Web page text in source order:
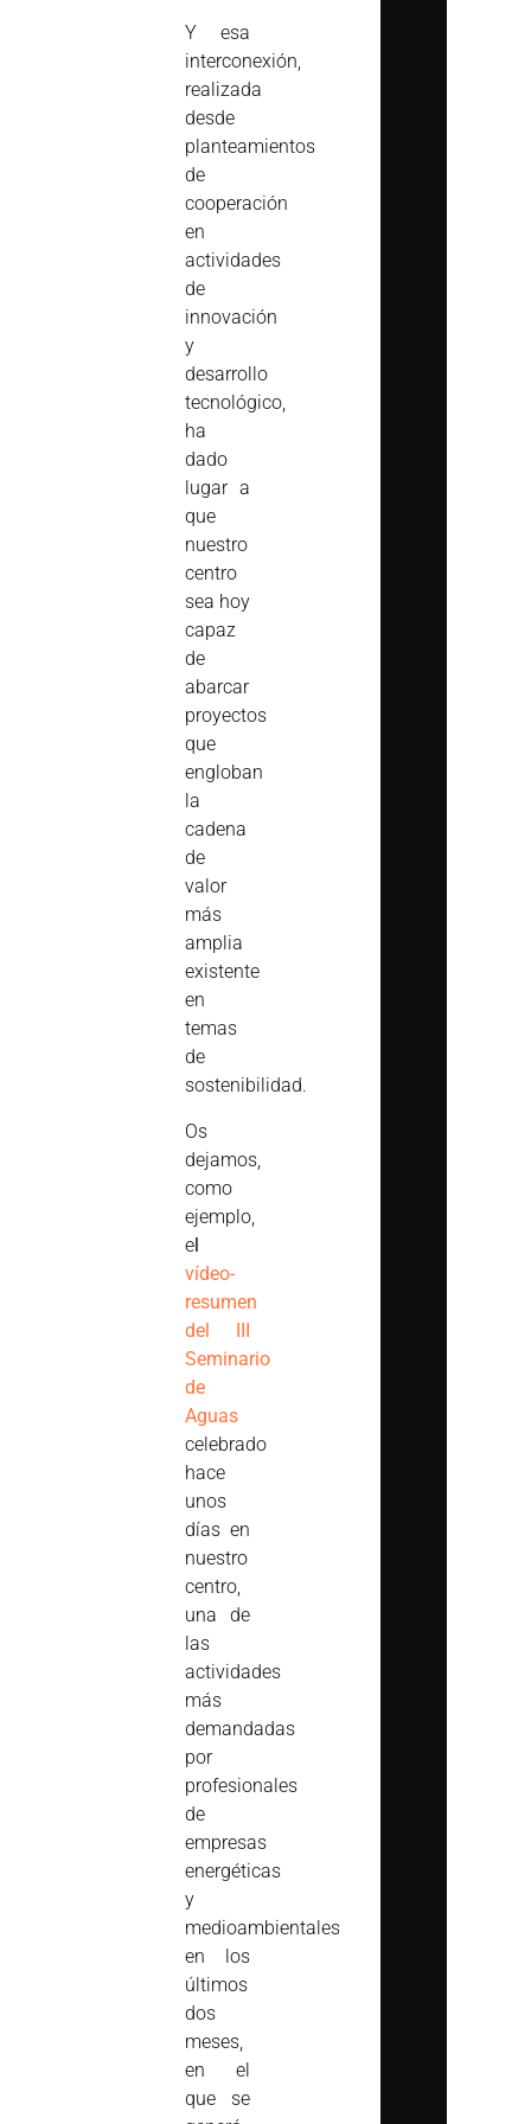
Y esa
interconexión,
realizada
desde
planteamientos
de
cooperación
en
actividades
de
innovación
y
desarrollo
tecnológico,
ha
dado
lugar a
que
nuestro
centro
sea hoy
capaz
de
abarcar
proyectos
que
engloban
la
cadena
de
valor
más
amplia
existente
en
temas
de
sostenibilidad.
Os
dejamos,
como
ejemplo,
el
vídeo-
resumen
del III
Seminario
de
Aguas
celebrado
hace
unos
días en
nuestro
centro,
una de
las
actividades
más
demandadas
por
profesionales
de
empresas
energéticas
y
medioambientales
en los
últimos
dos
meses,
en el
que se